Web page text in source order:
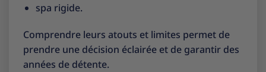
spa rigide.
Comprendre leurs atouts et limites permet de
prendre une décision éclairée et de garantir des
années de détente.